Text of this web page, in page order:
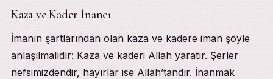
Kaza ve Kader İnancı
İmanın şartlarından olan kaza ve kadere iman şöyle
anlaşılmalıdır: Kaza ve kaderi Allah yaratır. Şerler
nefsimizdendir, hayırlar ise Allah’tandır. İnanmak